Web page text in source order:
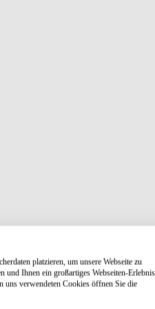
platzieren, um unsere Webseite zu
und Ihnen ein großartiges Webseiten-
uns verwendeten Cookies öffnen Sie die